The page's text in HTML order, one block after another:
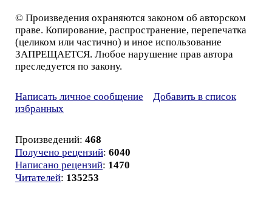
© Произведения охраняются законом об авторском
праве. Копирование, распространение, перепечатка
(целиком или частично) и иное использование
ЗАПРЕЩАЕТСЯ. Любое нарушение прав автора
преследуется по закону.
Написать личное сообщение
Добавить в список
избранных
Произведений: 468
Получено рецензий: 6040
Написано рецензий: 1470
Читателей: 135253